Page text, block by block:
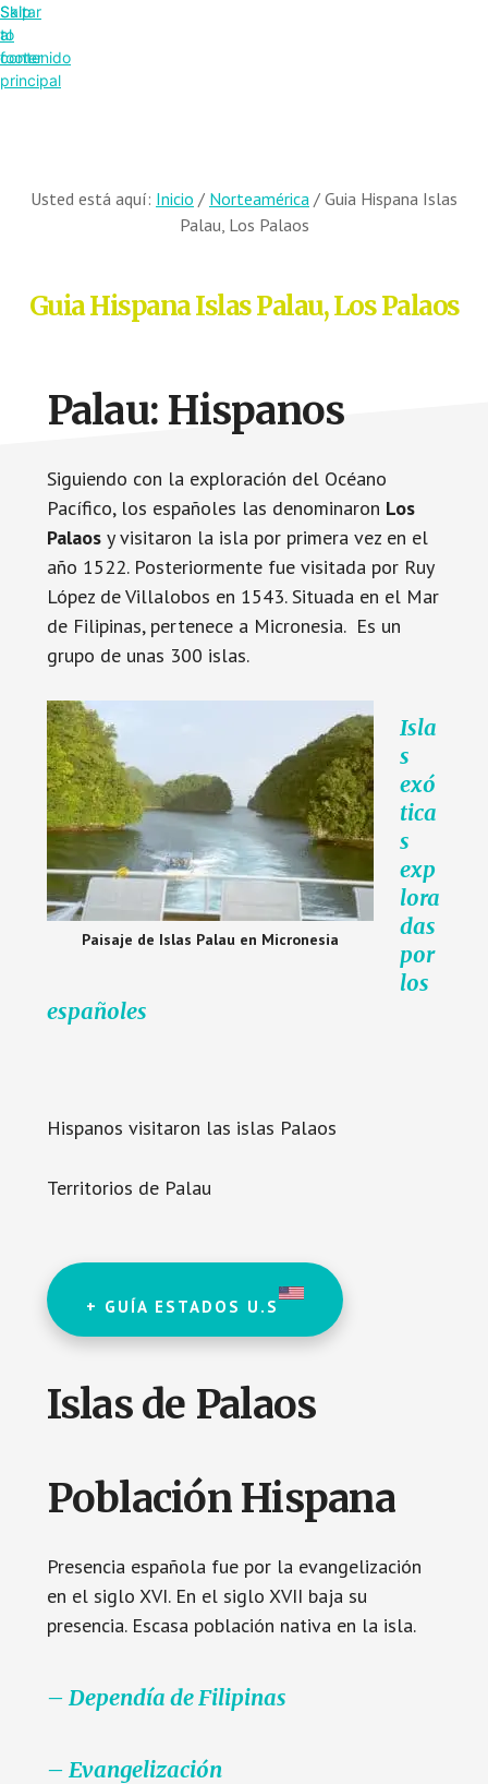
Saltar
al
contenido
principal
Skip
to
footer
Usted está aquí: Inicio / Norteamérica / Guia Hispana Islas
Palau, Los Palaos
Guia Hispana Islas Palau, Los Palaos
Palau: Hispanos
Siguiendo con la exploración del Océano
Pacífico, los españoles las denominaron Los
Palaosy visitaron la isla por primera vez en el
año 1522. Posteriormente fue visitada por Ruy
López de Villalobos en 1543. Situada en el Mar
de Filipinas, pertenece a Micronesia. Es un
grupo de unas 300 islas.
Paisaje de Islas Palau en Micronesia
Isla
s
exó
tica
s
exp
lora
das
por
los
españoles
Hispanos visitaron las islas Palaos
Territorios de Palau
+ GUÍA ESTADOS U.S
Islas de Palaos
Población Hispana
Presencia española fue por la evangelización
en el siglo XVI. En el siglo XVII baja su
presencia. Escasa población nativa en la isla.
– Dependía de Filipinas
– Evangelización